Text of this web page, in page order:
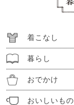
着こなし
暮らし
おでかけ
おいしいもの